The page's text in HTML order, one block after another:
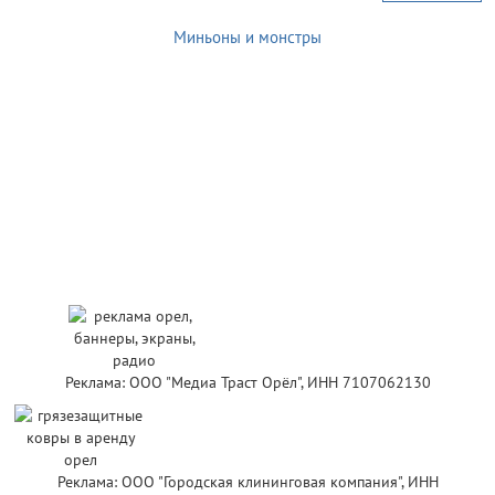
Миньоны и монстры
Реклама: ООО "Медиа Траст Орёл", ИНН 7107062130
Реклама: ООО "Городская клининговая компания", ИНН